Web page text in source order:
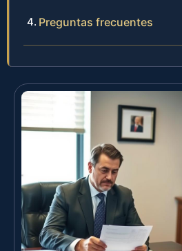
Preguntas frecuentes